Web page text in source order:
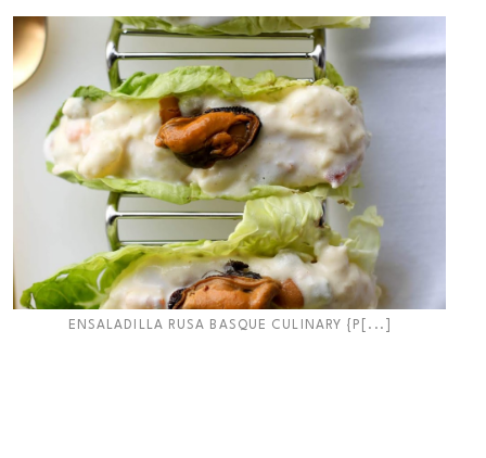
ENSALADILLA RUSA BASQUE CULINARY {P[...]